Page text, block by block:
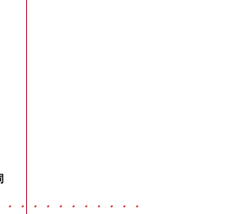
・・・・・・・・・・・